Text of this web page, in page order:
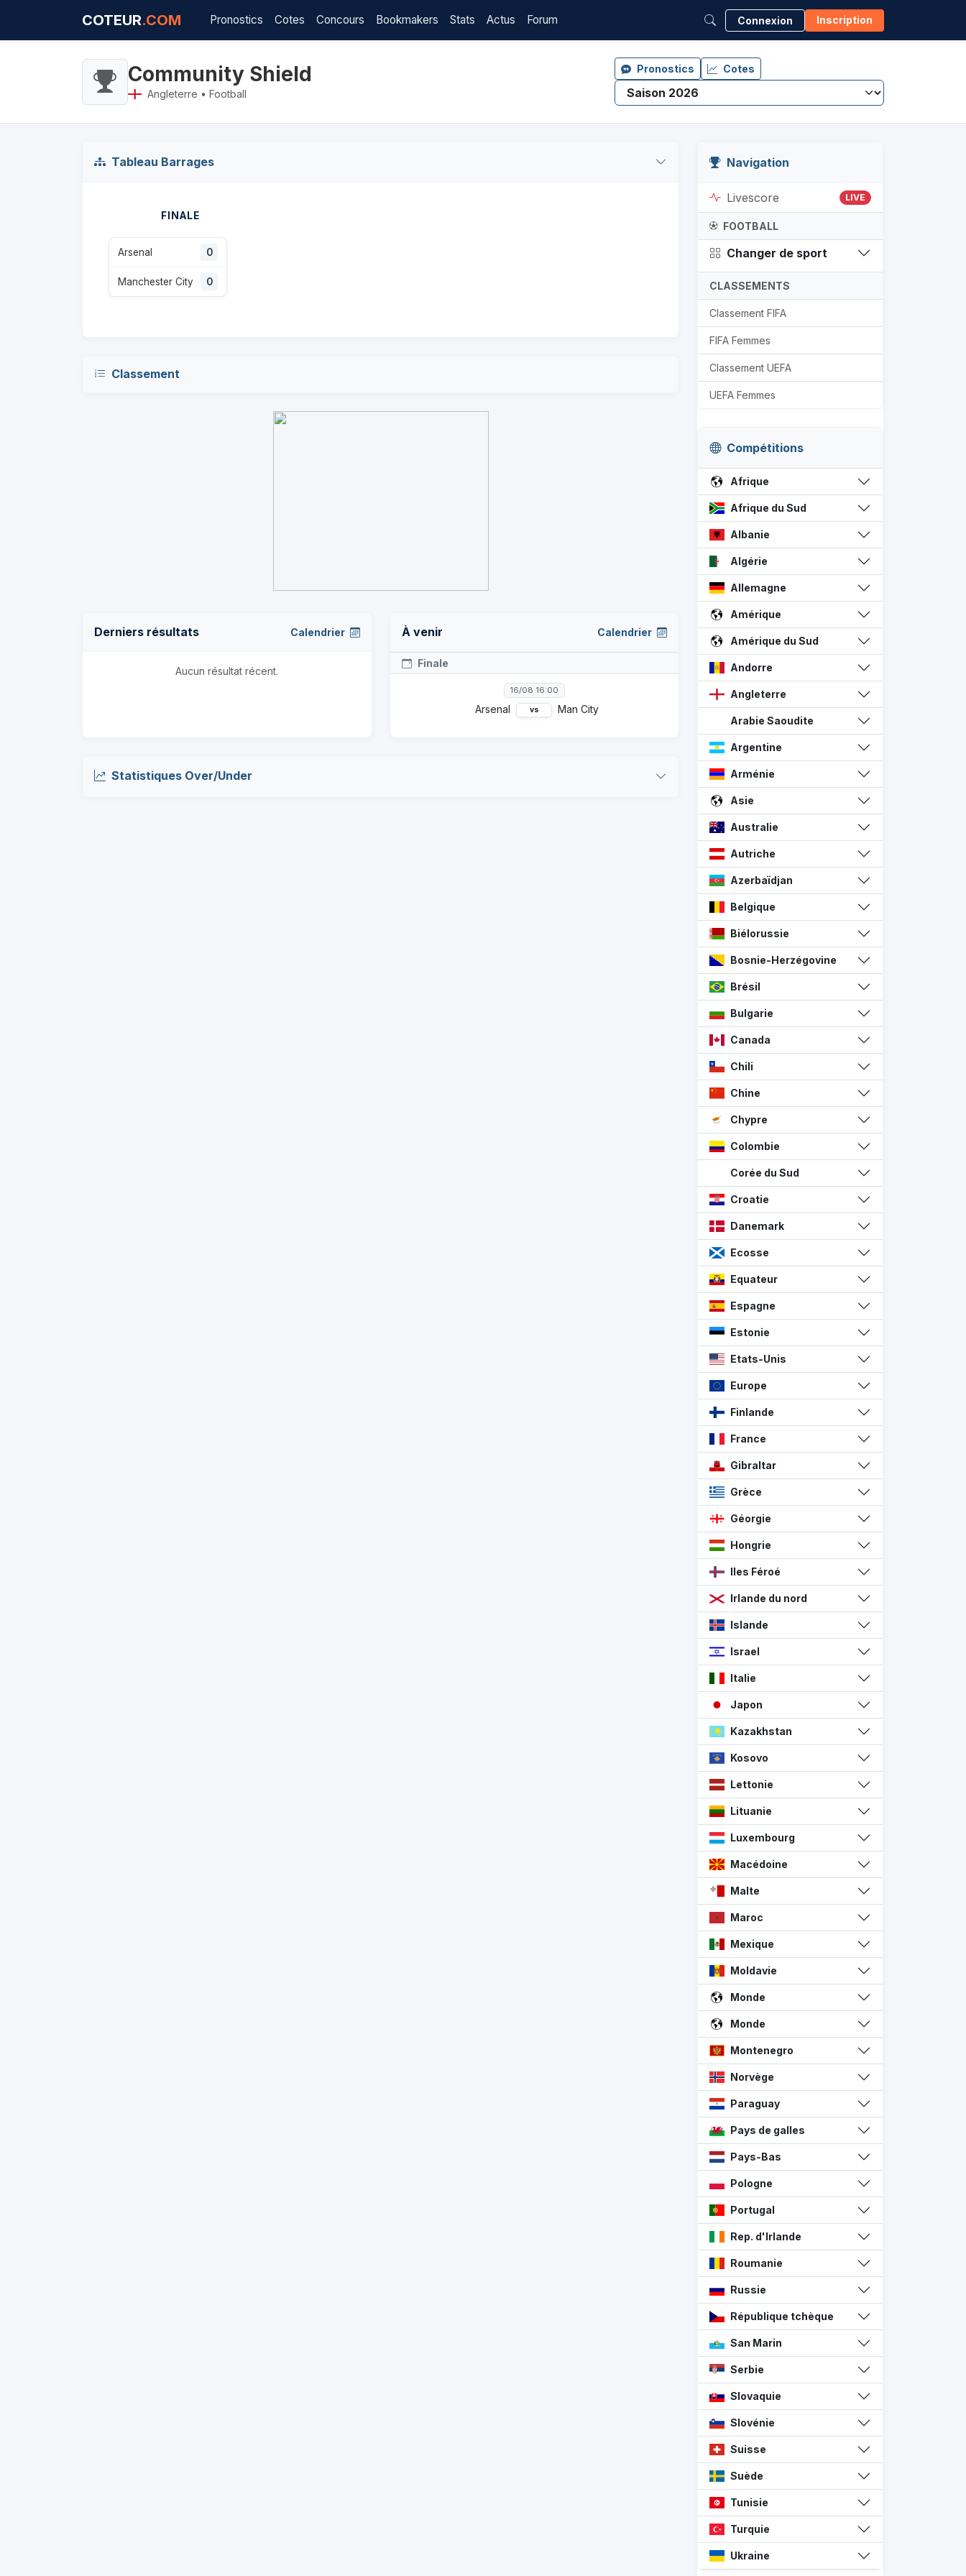
COTEUR.COM Pronostics Cotes Concours Bookmakers Stats Actus Forum Connexion Inscription
Community Shield
Angleterre • Football
Pronostics Cotes
Tableau Barrages
FINALE
Arsenal 0
Manchester City 0
Classement
Derniers résultats Calendrier
Aucun résultat récent.
À venir Calendrier
Finale
16/08 16:00
Arsenal vs Man City
Statistiques Over/Under
Navigation
Livescore LIVE
FOOTBALL
Changer de sport
CLASSEMENTS
Classement FIFA
FIFA Femmes
Classement UEFA
UEFA Femmes
Compétitions
Afrique
Afrique du Sud
Albanie
Algérie
Allemagne
Amérique
Amérique du Sud
Andorre
Angleterre
Arabie Saoudite
Argentine
Arménie
Asie
Australie
Autriche
Azerbaïdjan
Belgique
Biélorussie
Bosnie-Herzégovine
Brésil
Bulgarie
Canada
Chili
Chine
Chypre
Colombie
Corée du Sud
Croatie
Danemark
Ecosse
Equateur
Espagne
Estonie
Etats-Unis
Europe
Finlande
France
Gibraltar
Grèce
Géorgie
Hongrie
Iles Féroé
Irlande du nord
Islande
Israel
Italie
Japon
Kazakhstan
Kosovo
Lettonie
Lituanie
Luxembourg
Macédoine
Malte
Maroc
Mexique
Moldavie
Monde
Monde
Montenegro
Norvège
Paraguay
Pays de galles
Pays-Bas
Pologne
Portugal
Rep. d'Irlande
Roumanie
Russie
République tchèque
San Marin
Serbie
Slovaquie
Slovénie
Suisse
Suède
Tunisie
Turquie
Ukraine